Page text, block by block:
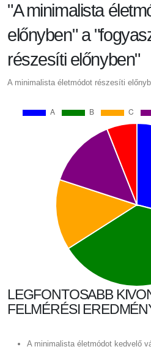
"A minimalista
előnyben" a
részesíti előnyben"
A minimalista életmódot részesíti
LEGFONTOSABB
FELMÉRÉSI
A minimalista életmódot kedvelő